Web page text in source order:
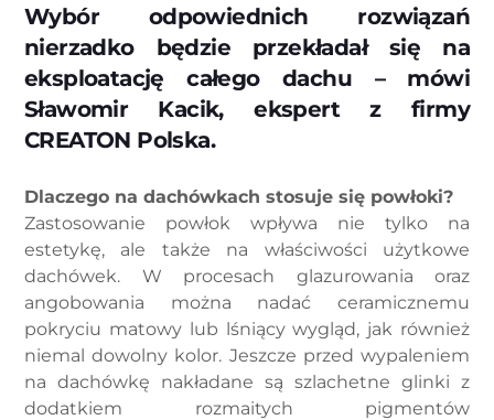
Wybór odpowiednich rozwiązań
nierzadko będzie przekładał się na
eksploatację całego dachu – mówi
Sławomir Kacik, ekspert z firmy
CREATON Polska.
Dlaczego na dachówkach stosuje się powłoki?
Zastosowanie powłok wpływa nie tylko na
estetykę, ale także na właściwości użytkowe
dachówek. W procesach glazurowania oraz
angobowania można nadać ceramicznemu
pokryciu matowy lub lśniący wygląd, jak również
niemal dowolny kolor. Jeszcze przed wypaleniem
na dachówkę nakładane są szlachetne glinki z
dodatkiem rozmaitych pigmentów